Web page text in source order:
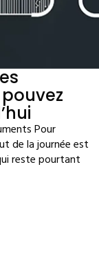
Pour
de la journée est
reste pourtant